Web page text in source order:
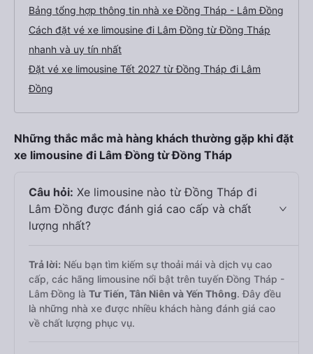
Bảng tổng hợp thông tin nhà xe Đồng Tháp - Lâm Đồng
Cách đặt vé xe limousine đi Lâm Đồng từ Đồng Tháp
nhanh và uy tín nhất
Đặt vé xe limousine Tết 2027 từ Đồng Tháp đi Lâm
Đồng
Những thắc mắc mà hàng khách thường gặp khi đặt
xe limousine đi Lâm Đồng từ Đồng Tháp
Câu hỏi: Xe limousine nào từ Đồng Tháp đi
Lâm Đồng được đánh giá cao cấp và chất
lượng nhất?
Trả lời: Nếu bạn tìm kiếm sự thoải mái và dịch vụ cao
cấp, các hãng limousine nổi bật trên tuyến Đồng Tháp -
Lâm Đồng là Tư Tiến, Tân Niên và Yến Thông. Đây đều
là những nhà xe được nhiều khách hàng đánh giá cao
về chất lượng phục vụ.